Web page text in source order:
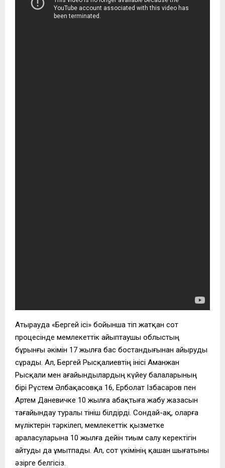
Атырауда «Бергей ісі» бойынша өтіп жатқан сот
процесінде мемлекеттік айыптаушы облыстың
бұрынғы әкімін 17 жылға бас бостандығынан айыруды
сұрады. Ал, Бергей Рысқалиевтің інісі Аманжан
Рысқали мен ағайындылардың күйеу балаларының
бірі Рүстем Әлбақасовқа 16, Ерболат Ізбасаров пен
Артем Даневичке 10 жылға абақтыға жабу жазасын
тағайындау туралы өтініш білдірді. Сондай-ақ, оларға
мүліктерін тәркілеп, мемлекеттік қызметке
араласуларына 10 жылға дейін тиым салу керектігін
айтуды да ұмытпады. Ал, сот үкімінің қашан шығатыны
әзірге белгісіз.